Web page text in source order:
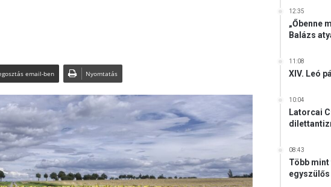
email-ben Nyomtatás
12:35
„Őbenne
Balázs
11:08
XIV. Leó
10:04
Latorcai
08:43
Több